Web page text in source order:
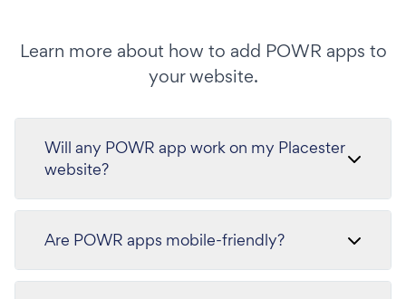
Learn more about how to add POWR apps to
your website.
Will any POWR app work on my Placester
website?
Are POWR apps mobile-friendly?